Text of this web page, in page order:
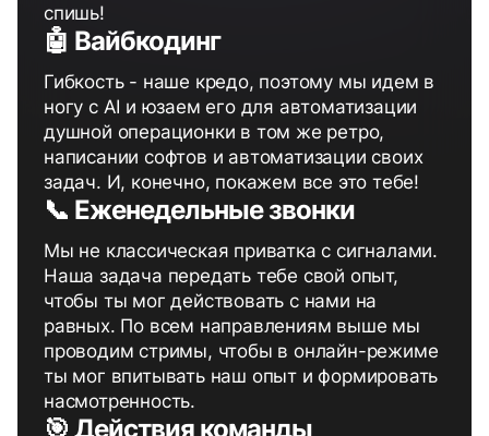
спишь!
🤖 Вайбкодинг
Гибкость - наше кредо, поэтому мы идем в
ногу с AI и юзаем его для автоматизации
душной операционки в том же ретро,
написании софтов и автоматизации своих
задач. И, конечно, покажем все это тебе!
📞 Еженедельные звонки
Мы не классическая приватка с сигналами.
Наша задача передать тебе свой опыт,
чтобы ты мог действовать с нами на
равных. По всем направлениям выше мы
проводим стримы, чтобы в онлайн-режиме
ты мог впитывать наш опыт и формировать
насмотренность.
🎯 Действия команды